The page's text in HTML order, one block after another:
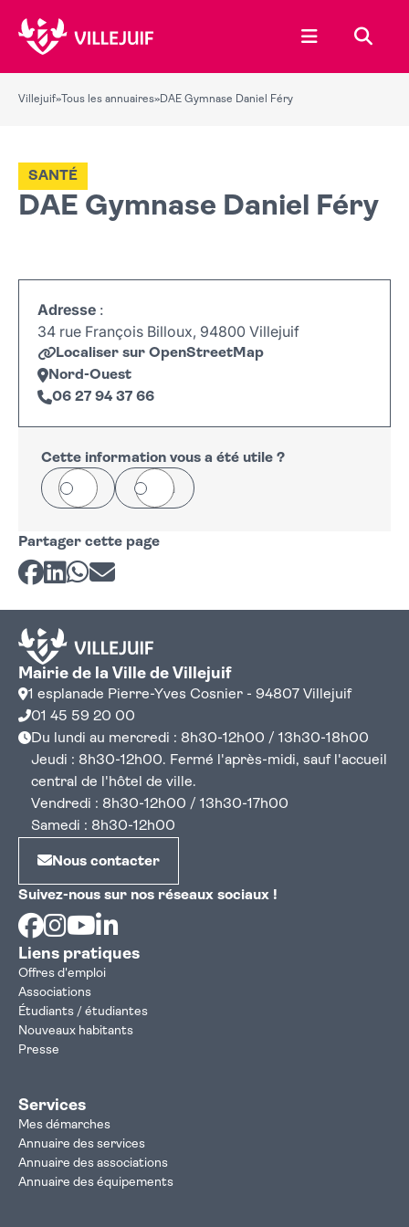
Ouvrir le
Villejuif» Tous les annuaires»DAE Gymnase Daniel Féry
DAE Gymnase Daniel Féry
SANTÉ
Adresse :
34 rue François Billoux, 94800 Villejuif
Localiser sur OpenStreetMap
Nord-Ouest
06 27 94 37 66
+
−
Cette information vous a été utile ?
Oui Non
Partager cette page
Partager sur Facebook
Partager sur LinkedIn
Partager sur Whatsapp
Partager par courriel
Mairie de la Ville de Villejuif
1 esplanade Pierre-Yves Cosnier - 94807 Villejuif
01 45 59 20 00
Du lundi au mercredi : 8h30-12h00 / 13h30-18h00
Jeudi : 8h30-12h00. Fermé l'après-midi, sauf l'accueil
central de l'hôtel de ville.
Vendredi : 8h30-12h00 / 13h30-17h00
Samedi : 8h30-12h00
Nous contacter
Suivez-nous sur nos réseaux sociaux !
Facebook
Instagram
Youtube
Liens pratiques
Offres d'emploi
Associations
Étudiants / étudiantes
Nouveaux habitants
Presse
Services
Mes démarches
Annuaire des services
Annuaire des associations
Annuaire des équipements